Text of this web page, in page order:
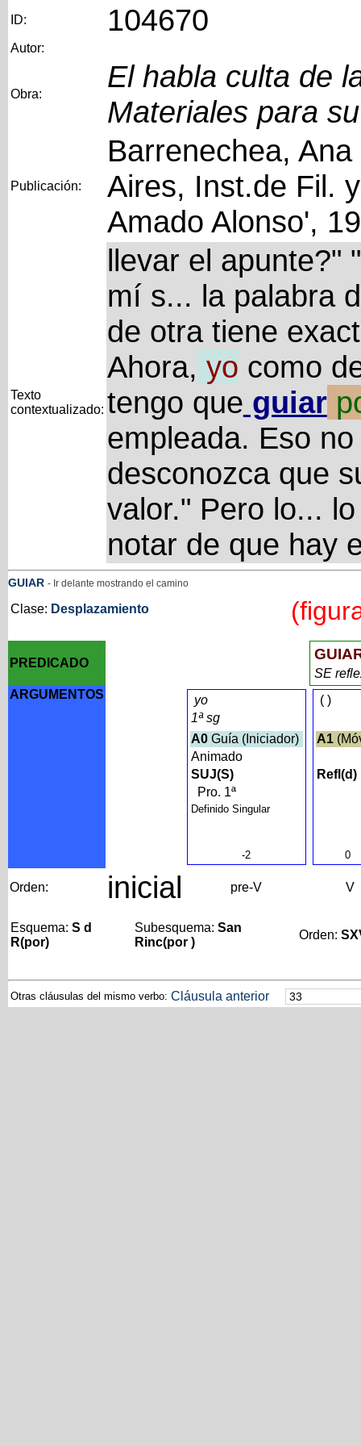
ID: 104670
Autor:
Obra:
El habla culta de
Materiales para
Publicación:
Barrenechea,
Aires, Inst.de Fil.
Amado Alonso',
Texto
contextualizado:
llevar el apunte?"
mí s... la palabra
de otra tiene
Ahora, yo como
tengo que guiar
empleada. Eso
desconozca que
valor." Pero lo...
notar de que hay
GUIAR - Ir delante mostrando el camino
Clase: Desplazamiento
PREDICADO
SE
ARGUMENTOS
yo
1ª sg
A0Guía (Iniciador)
Animado
SUJ(S)
Pro. 1ª
Definido Singular
-2
()
A1
Refl(d)
0
Orden: inicial pre-V V
Esquema: S d
R(por)
Subesquema: San
Rinc(por )
Orden:
Otras cláusulas del mismo verbo: Cláusula anterior